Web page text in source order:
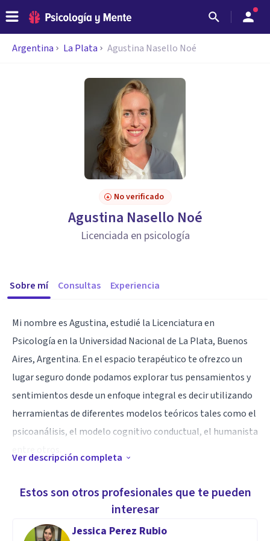
Argentina La Plata Agustina Nasello Noé
No verificado
Agustina Nasello Noé
Licenciada en psicología
Sobre mí Consultas Experiencia
Mi nombre es Agustina, estudié la Licenciatura en
Psicología en la Universidad Nacional de La Plata, Buenos
Aires, Argentina. En el espacio terapéutico te ofrezco un
lugar seguro donde podamos explorar tus pensamientos y
sentimientos desde un enfoque integral es decir utilizando
herramientas de diferentes modelos teóricos tales como el
psicoanálisis, el modelo cognitivo conductual, el humanista
El psicoanálisis por su parte busca explorar el inconsciente,
modelo cognitivo conductual se enfoca de manera
Ver descripción completa
Estos son otros profesionales que te pueden
interesar
Jessica Perez Rubio